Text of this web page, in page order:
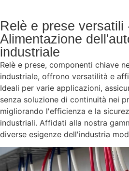
Relè e prese versatili
Alimentazione
industriale
Relè e prese, componenti chiave
industriale, offrono versatilità e
Ideali per varie applicazioni,
senza soluzione di continuità nei
migliorando l'efficienza e la
industriali. Affidati alla nostra
diverse esigenze dell'industria